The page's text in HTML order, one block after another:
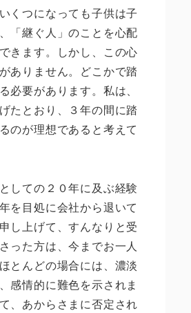
くつになっても子供は子
「継ぐ人」のことを心配
きます。しかし、この心
ありません。どこかで踏
必要があります。私は、
たとおり、３年の間に踏
のが理想であると考えて
しての２０年に及ぶ経験
を目処に会社から退いて
し上げて、すんなりと受
った方は、今までお一人
とんどの場合には、濃淡
感情的に難色を示されま
、あからさまに否定され